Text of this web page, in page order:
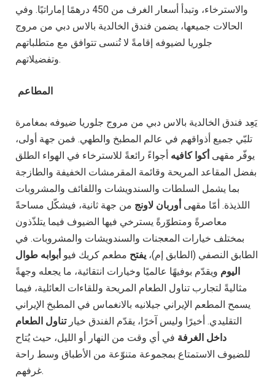
والاسترخاء، وتبدأ أسعار الغرف من 450 درهمًا إماراتيًا. وفي
الحالات جميعها، يضمن فندق الخالدية بالاس دبي من مروج
جلوريا لضيوفه إقامةً لا تُنسى تتوافق مع متطلباتهم
وتفضيلاتهم.
المطاعم
يَعِد فندق الخالدية بالاس دبي من مروج جلوريا ضيوفه بمغامرة
تلبّي جميع أذواقهم في عالم المطبخ والطهي. فمن جهة أولى،
يوفّر مقهى أكوا كافيه أجواءً رائعةً للاسترخاء في الهواء الطلق
بفضل المقاعد المريحة وقائمة المقرمشات الخفيفة والطازجة
بما يشمل السلطات والسندويشات واللفائف والمشروبات
اللذيذة. أمّا مقهى أوربان لاونج من جهة ثانية، فيشكّل مساحةً
معاصرةً ومتطوّرةً يسترخي فيها الضيوف فيما يتلذّذون
بمختلف خيارات المعجنات والسندويشات والمشروبات. في
الطابق النصفي (الطابق إم)، يفتح مطعم كريك فيو أبوابه طوال
اليوم ويقدّم بوفيهًا عالميًا وخيارات انتقائية، ما يجعله وجهةً
مثاليةً لتجارب تناول الطعام المريحة وللقاءات العائلية، فيما
يسمح المطعم الإيراني جيلانيه بالانغماس في المطبخ الإيراني
التقليدي. أخيرًا وليس آخرًا، يقدّم الفندق خيارتناول الطعام
داخل الغرفة في أي وقت من النهار أو الليل، حيث يُتاح
للضيوف الاستمتاع بمجموعة متنوّعة من الأطباق وسط راحة
غرفهم.